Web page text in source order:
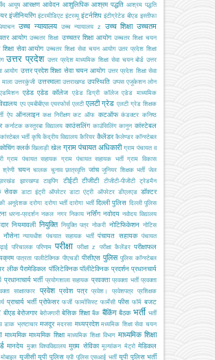
आयुष आरक्षण आवेदन आशुलिपिक आश्रम पद्धति आश्रम पद्धति
इंजीनियरिंग इंटरमीडिएट इंटरव्यू इंटर्नशिप इंटीग्रेटेड बीएड इस्तीफा
उच्च न्यायालय उच्च न्यायालय z उच्च शिक्षा उच्चतम
आयोग उच्चतर शिक्षा उच्चतर शिक्षा आयोग उच्चतर शिक्षा चयन
सेवा आयोग उच्चतर शिक्षा सेवा चयन आयोग उतर प्रदेश शिक्षा
उत्तर प्रदेश उत्तर प्रदेश माध्यमिक शिक्षा सेवा चयन बोर्ड उत्तर
आयोग उत्तर प्रदेश शिक्षा सेवा चयन आयोग उत्तर प्रदेश शिक्षा सेवा
माला उत्तरकुंजी उत्तरमाला उत्तराखण्ड उपस्थिति उप्पस एजूकेशन लोन
एडमिशन एडेड एडेड कॉलेज एडेड डिग्री कॉलेज एडेड माध्यमिक
एप एमबीबीएस एयरफोर्स एलटी एलटी ग्रेड एलटी ग्रेड शिक्षक
ऐप ऑनलाइन कक्ष निरीक्षण कट ऑफ कटऑफ कंडक्टर कनिष्ठ
कर्नाटक कस्तूरबा विद्यालय काउंसलिंग काउंसिलिंग कानून कांस्टेबल
कांस्टेबल भर्ती कृषि केंद्रीय विद्यालय कैरियर कैलेंडर कैलेण्डर कॉन्स्टेबल
कोचिंग क्लर्क खिलाड़ी खेल ग्राम पंचायत अधिकारी ग्राम पंचायत व
ग्राम पंचायत सहायक ग्राम पंचायत सहायक भर्ती ग्राम विकास
श्रेणी चयन चालक चुनाव छात्रवृत्ति जांच जूनियर शिक्षक भर्ती जेल
झारखण्ड टाइपिंग टीईटी टीजीटी टीजीटी-पीजीटी
ट्रेडमैन
सेवक डाटा इंट्री ऑपरेटर डाटा एंट्री ऑपरेटर डीएलएड डॉक्टर
अनुदेशक दरोगा दरोगा भर्ती दारोगा भर्ती दिल्ली पुलिस दिल्ली पुलिस
धरना-प्रदर्शन नकल नगर निकाय नर्सिंग नवोदय नवोदय विद्यालय
नियमावली नियुक्ति नियुक्ति पत्र नोकरी नोटिफिकेशन नोटिस
नौसेना न्यायधीश पंचयात सहायक भर्ती पंचायत सहायक पंचायत
परिचालक परिणाम परीक्षा परीक्षा z परीक्षा कैलेंडर परीक्षाफल
पात्रता पालीटेक्निक पीएचडी पीसीएस पुलिस पुलिस कॉन्स्टेबल
लीक पैरामेडिकल पॉलिटेक्निक पॉलीटेक्निक प्रदर्शन प्रधानचार्य
प्रधानाचार्य भर्ती प्रयोगशाला सहायक प्रवक्ता प्रवक्ता भर्ती प्रवक्ता
साक्षात्कार प्रवेश प्रवेश पत्र प्रवेश। प्रवेशपत्र प्रशिक्षक
प्राचार्य भर्ती प्रोफेसर फर्जी फार्मासिस्ट फार्मेसी फीस फॉर्म बजट
बीएड बेरोजगार बेरोजगारी बेसिक शिक्षा बैंक बैंकिंग बैठक भर्ती भर्ती
डाक भ्रष्टाचार मजदूर मदरसा मध्यप्रदेश मध्यमिक शिक्षा सेवा चयन
माध्यमिक माध्यमिक शिक्षा माध्यमिक शिक्षा विभाग माध्यमिक शिक्षा
मानदेय मुक्त विश्वविद्यालय मुख्य सेविका मूल्यांकन मेट्रो मेडिकल
मोबाइल यूजीसी यूपी पुलिस यूपी पुलिस एसआई भर्ती यूपी पुलिस भर्ती